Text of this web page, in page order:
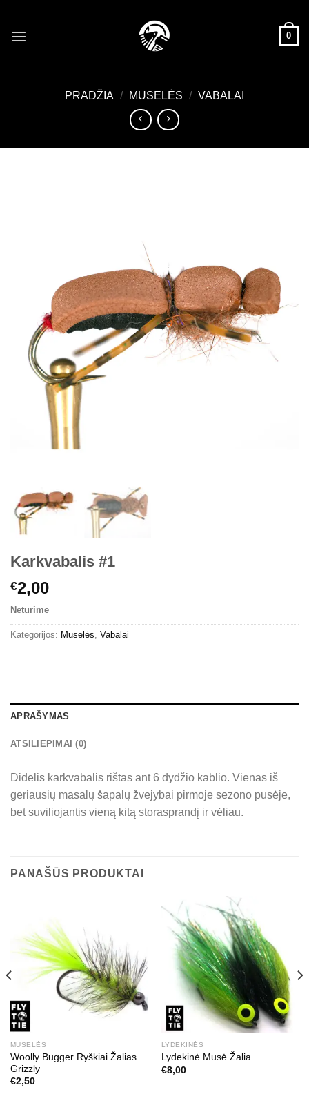
content
0
PRADŽIA / MUSELĖS / VABALAI
Karkvabalis #1
€2,00
Neturime
Kategorijos: Muselės, Vabalai
APRAŠYMAS
ATSILIEPIMAI (0)
Didelis karkvabalis rištas ant 6 dydžio kablio. Vienas iš
geriausių masalų šapalų žvejybai pirmoje sezono pusėje,
bet suviliojantis vieną kitą storasprandį ir vėliau.
PANAŠŪS PRODUKTAI
MUSELĖS
Woolly Bugger Ryškiai Žalias
Grizzly
€2,50
LYDEKINĖS
Lydekinė Musė Žalia
€8,00